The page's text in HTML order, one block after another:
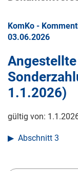
KomKo -
03.06.2026
1.1.2026)
gültig von:
Abschnitt 3